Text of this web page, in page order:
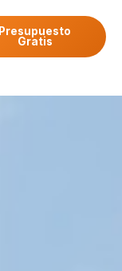
Presupuesto
Gratis